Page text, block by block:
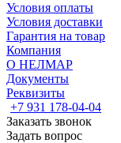
Условия оплаты
Условия доставки
Гарантия на товар
Компания
О НЕЛМАР
Документы
Реквизиты
+7 931 178-04-04
Заказать звонок
Задать вопрос